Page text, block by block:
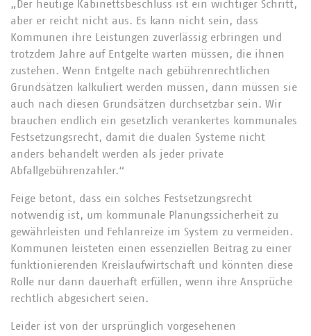
„Der heutige Kabinettsbeschluss ist ein wichtiger Schritt,
aber er reicht nicht aus. Es kann nicht sein, dass
Kommunen ihre Leistungen zuverlässig erbringen und
trotzdem Jahre auf Entgelte warten müssen, die ihnen
zustehen. Wenn Entgelte nach gebührenrechtlichen
Grundsätzen kalkuliert werden müssen, dann müssen sie
auch nach diesen Grundsätzen durchsetzbar sein. Wir
brauchen endlich ein gesetzlich verankertes kommunales
Festsetzungsrecht, damit die dualen Systeme nicht
anders behandelt werden als jeder private
Abfallgebührenzahler.“
Feige betont, dass ein solches Festsetzungsrecht
notwendig ist, um kommunale Planungssicherheit zu
gewährleisten und Fehlanreize im System zu vermeiden.
Kommunen leisteten einen essenziellen Beitrag zu einer
funktionierenden Kreislaufwirtschaft und könnten diese
Rolle nur dann dauerhaft erfüllen, wenn ihre Ansprüche
rechtlich abgesichert seien.
Leider ist von der ursprünglich vorgesehenen